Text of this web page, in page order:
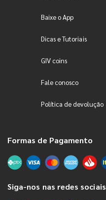
Baixe o App
Dicas e Tutoriais
GIV coins
Fale conosco
Política de devolução
Formas de Pagamento
Siga-nos nas redes sociais